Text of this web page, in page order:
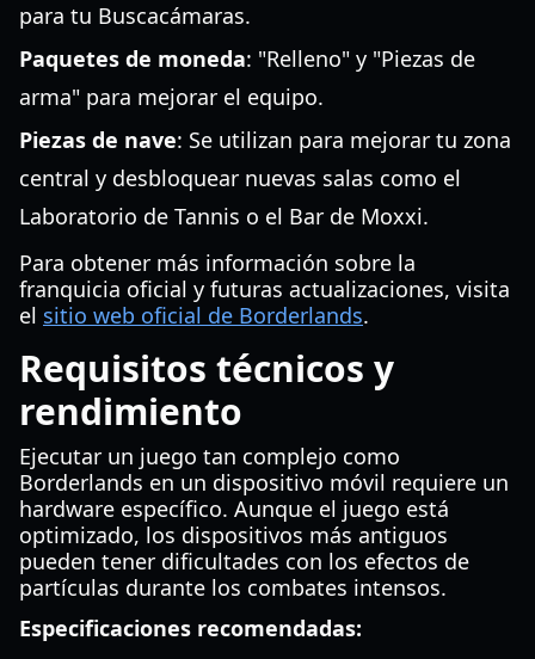
para tu Buscacámaras.
Paquetes de moneda: "Relleno" y "Piezas de
arma" para mejorar el equipo.
Piezas de nave: Se utilizan para mejorar tu zona
central y desbloquear nuevas salas como el
Laboratorio de Tannis o el Bar de Moxxi.
Para obtener más información sobre la
franquicia oficial y futuras actualizaciones, visita
el sitio web oficial de Borderlands.
Requisitos técnicos y
rendimiento
Ejecutar un juego tan complejo como
Borderlands en un dispositivo móvil requiere un
hardware específico. Aunque el juego está
optimizado, los dispositivos más antiguos
pueden tener dificultades con los efectos de
partículas durante los combates intensos.
Especificaciones recomendadas: